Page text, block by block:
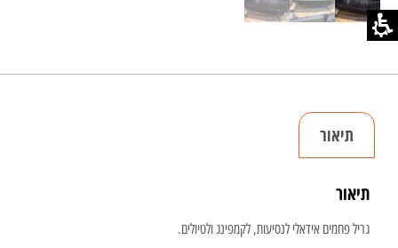
תיאור
תיאור
גריל פחמים אידאלי לנסיעות, לקמפינג ולטיולים.